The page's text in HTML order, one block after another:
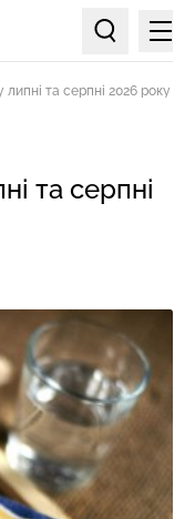
Пошук по
липні та серпні 2026 року
та серпні